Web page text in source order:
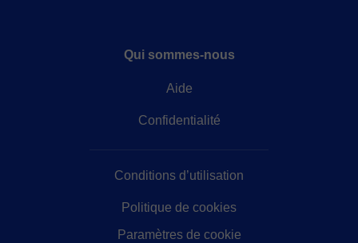
Qui sommes-nous
Aide
Confidentialité
Conditions d’utilisation
Politique de cookies
Paramètres de cookie